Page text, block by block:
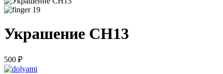
19
Украшение CH13
500 ₽